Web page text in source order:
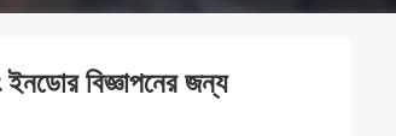
বিজ্ঞাপনের জন্য